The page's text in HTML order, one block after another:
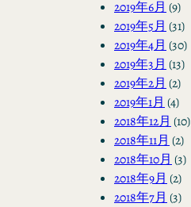
2019年6月 (9)
2019年5月 (31)
2019年4月 (30)
2019年3月 (13)
2019年2月 (2)
2019年1月 (4)
2018年12月 (10)
2018年11月 (2)
2018年10月 (3)
2018年9月 (2)
2018年7月 (3)